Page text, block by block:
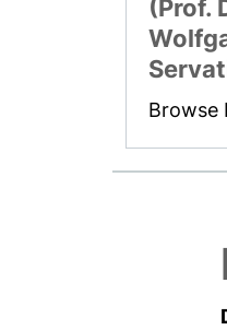
(Prof.
Browse